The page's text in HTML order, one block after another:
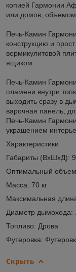
копией Гармонии
или домов, объемом
Печь-Камин
конструкцию и
вермикулитовой
ящиком.
Печь-Камин
пламени внутри
выходить сразу в
варочная панель,
Печь-Камин
украшением
Характеристики
Габариты (ВхШхД):
Оптимальный
Масса: 70 кг
Максимальная
Диаметр дымохода:
Топливо: Дрова
Футеровка:
Скрыть